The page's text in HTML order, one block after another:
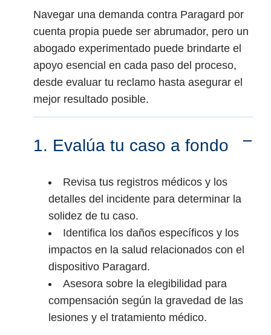
Navegar una demanda contra Paragard por
cuenta propia puede ser abrumador, pero un
abogado experimentado puede brindarte el
apoyo esencial en cada paso del proceso,
desde evaluar tu reclamo hasta asegurar el
mejor resultado posible.
1. Evalúa tu caso a fondo
Revisa tus registros médicos y los
detalles del incidente para determinar la
solidez de tu caso.
Identifica los daños específicos y los
impactos en la salud relacionados con el
dispositivo Paragard.
Asesora sobre la elegibilidad para
compensación según la gravedad de las
lesiones y el tratamiento médico.